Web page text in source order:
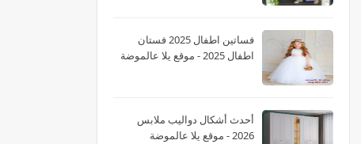
فساتين اطفال 2025 فستان
اطفال 2025 - موقع يلا عالموضة
أحدث أشكال دواليب ملابس
2026 - موقع يلا عالموضة